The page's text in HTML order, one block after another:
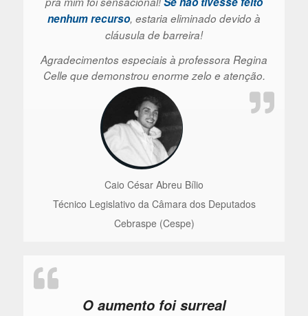
nenhum recurso, estaria eliminado devido à
cláusula de barreira!
Agradecimentos especiais à professora Regina
Celle que demonstrou enorme zelo e atenção.
Caio César Abreu Bílio
Técnico Legislativo da Câmara dos Deputados
Cebraspe (Cespe)
O aumento foi surreal